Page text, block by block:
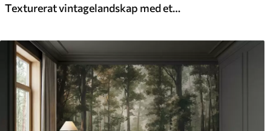
Texturerat vintagelandskap med ett träd nära en flod och en molnig himmel, naturkonst i sepiatoner